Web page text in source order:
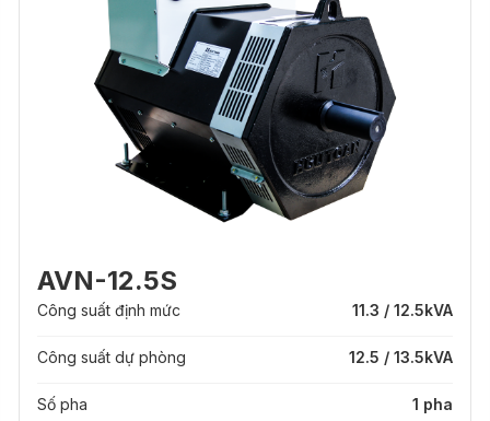
AVN-12.5S
Công suất định mức 11.3 / 12.5kVA
Công suất dự phòng 12.5 / 13.5kVA
Số pha 1 pha